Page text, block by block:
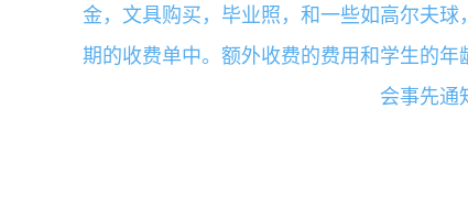
金，文具购买，毕业照，和一些如高尔夫
期的收费单中。额外收费的费用和学生的
会事先通